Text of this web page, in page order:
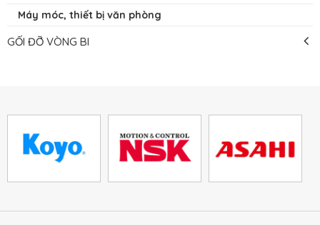
Máy móc, thiết bị văn phòng
GỐI ĐỠ VÒNG BI